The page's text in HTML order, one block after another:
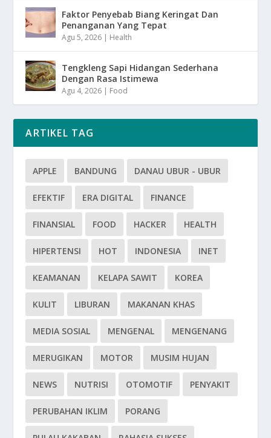
Faktor Penyebab Biang Keringat Dan
Penanganan Yang Tepat
Agu 5, 2026 | Health
Tengkleng Sapi Hidangan Sederhana
Dengan Rasa Istimewa
Agu 4, 2026 | Food
ARTIKEL TAG
APPLE BANDUNG DANAU UBUR - UBUR
EFEKTIF ERA DIGITAL FINANCE
FINANSIAL FOOD HACKER HEALTH
HIPERTENSI HOT INDONESIA INET
KEAMANAN KELAPA SAWIT KOREA
KULIT LIBURAN MAKANAN KHAS
MEDIA SOSIAL MENGENAL MENGENANG
MERUGIKAN MOTOR MUSIM HUJAN
NEWS NUTRISI OTOMOTIF PENYAKIT
PERUBAHAN IKLIM PORANG